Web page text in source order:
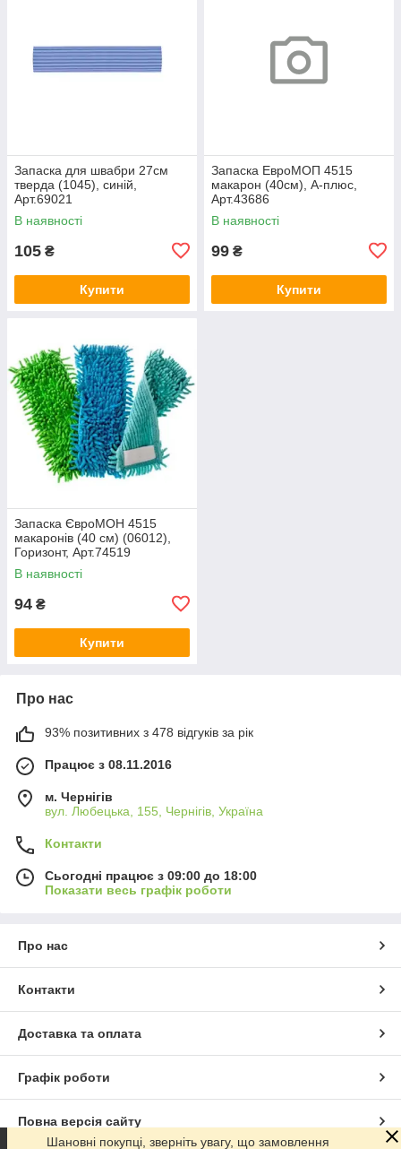
Запаска для швабри 27см
тверда (1045), синій,
Арт.69021
В наявності
105 ₴
Купити
Запаска ЕвроМОП 4515
макарон (40см), А-плюс,
Арт.43686
В наявності
99 ₴
Купити
Запаска ЄвроМОН 4515
макаронів (40 см) (06012),
Горизонт, Арт.74519
В наявності
94 ₴
Купити
Про нас
93% позитивних з 478 відгуків за рік
Працює з 08.11.2016
м. Чернігів
вул. Любецька, 155, Чернігів, Україна
Контакти
Сьогодні працює з 09:00 до 18:00
Показати весь графік роботи
Про нас
Контакти
Доставка та оплата
Графік роботи
Повна версія сайту
Шановні покупці, зверніть увагу, що замовлення